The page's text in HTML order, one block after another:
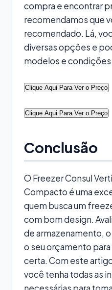
compra e encontrar
recomendamos que
recomendado. Lá,
diversas opções e
modelos e
Clique Aqui Para Ver o Preço
Clique Aqui Para Ver o Preço
Conclusão
O Freezer Consul
Compacto é uma
quem busca um
com bom design.
de armazenamento,
o seu orçamento
certa. Com este
você tenha todas as